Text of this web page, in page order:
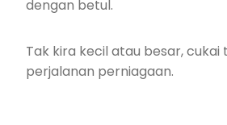
dengan betul.
Tak kira kecil atau besar,
perjalanan perniagaan.